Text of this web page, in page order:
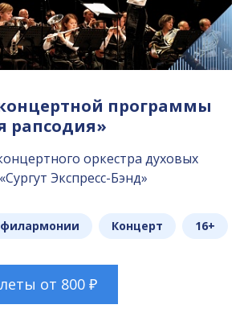
программы
рапсодия»
оркестра духовых
Экспресс-Бэнд»
Концерт 16+
от 800 ₽